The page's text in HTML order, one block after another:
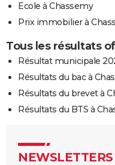
Ecole à Chassemy
Prix immobilier à
Tous les résultats
Résultat municipale
Résultats du bac à
Résultats du brevet à
Résultats du BTS à
NEWSLETTERS